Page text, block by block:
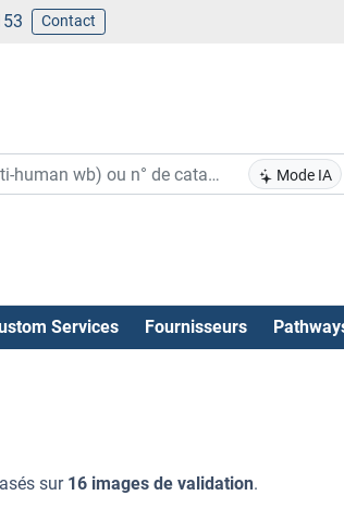
Contact
Mode IA
Services Fournisseurs
sur 16 images de validation.